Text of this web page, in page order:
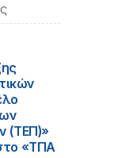
(ΤΕΠ)»
«ΤΠΑ